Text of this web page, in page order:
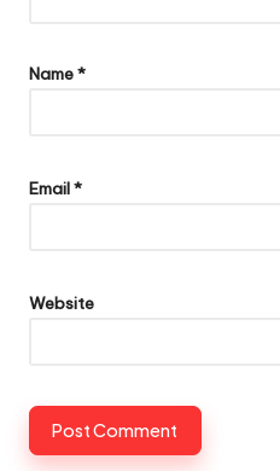
Name*
Email*
Website